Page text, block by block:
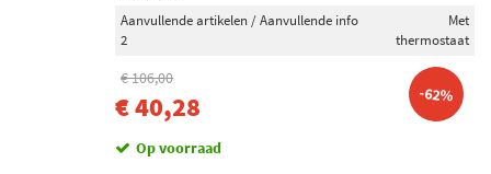
Aanvullende artikelen / Aanvullende info
2
Met
thermostaat
€ 106,00
€ 40,28 -62%
Op voorraad